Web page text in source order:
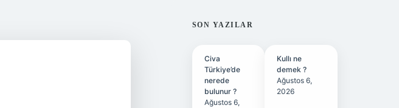
SIDEBAR
SON YAZILAR
Civa
Türkiye’de
nerede
bulunur ?
Ağustos 6,
Kullı ne
demek ?
Ağustos 6,
2026